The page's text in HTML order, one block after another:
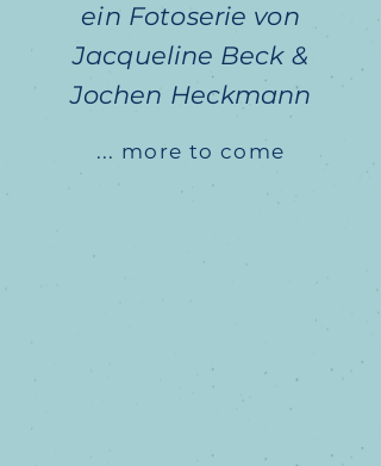
ein Fotoserie von
Jacqueline Beck&
Jochen Heckmann
... more to come